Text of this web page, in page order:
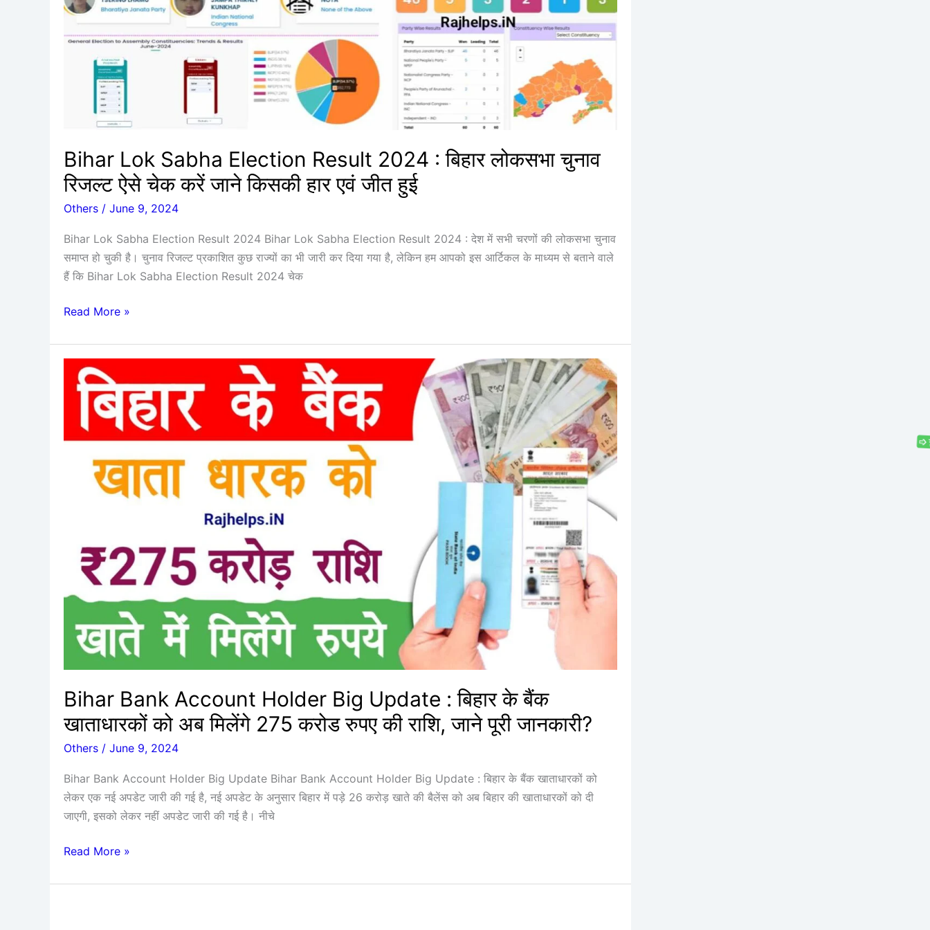
Bihar Lok Sabha Election Result 2024 : बिहार लोकसभा चुनाव
रिजल्ट ऐसे चेक करें जाने किसकी हार एवं जीत हुई
Others / June 9, 2024
Bihar Lok Sabha Election Result 2024 Bihar Lok Sabha Election Result 2024 : देश में सभी चरणों की लोकसभा चुनाव
समाप्त हो चुकी है। चुनाव रिजल्ट प्रकाशित कुछ राज्यों का भी जारी कर दिया गया है, लेकिन हम आपको इस आर्टिकल के माध्यम से बताने वाले
हैं कि Bihar Lok Sabha Election Result 2024 चेक
रिजल्ट
ऐसे
जीत
हुई
Read More »
Bihar Bank Account Holder Big Update : बिहार के बैंक
खाताधारकों को अब मिलेंगे 275 करोड रुपए की राशि, जाने पूरी जानकारी?
Others / June 9, 2024
Bihar Bank Account Holder Big Update Bihar Bank Account Holder Big Update : बिहार के बैंक खाताधारकों को
लेकर एक नई अपडेट जारी की गई है, नई अपडेट के अनुसार बिहार में पड़े 26 करोड़ खाते की बैलेंस को अब बिहार की खाताधारकों को दी
जाएगी, इसको लेकर नहीं अपडेट जारी की गई है। नीचे
Bihar
Bank
Account
Holder
Big
Update
खाताधारकों
275
करोड
राशि,
जाने
Read More »